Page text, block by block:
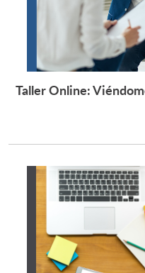
Taller Online: